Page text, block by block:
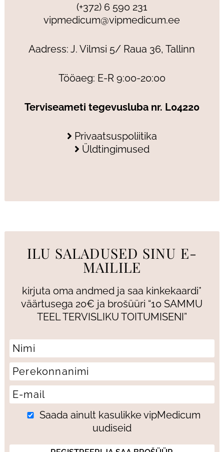
(+372) 6 590 231
vipmedicum@vipmedicum.ee
Aadress: J. Vilmsi 5/ Raua 36, Tallinn
Tööaeg: E-R 9:00-20:00
Terviseameti tegevusluba nr. L04220
Privaatsuspoliitika
Üldtingimused
ILU SALADUSED SINU E-
MAILILE
kirjuta oma andmed ja saa kinkekaardi*
väärtusega 20€ ja brošüüri “10 SAMMU
TEEL TERVISLIKU TOITUMISENI”
Saada ainult kasulikke vipMedicum
uudiseid